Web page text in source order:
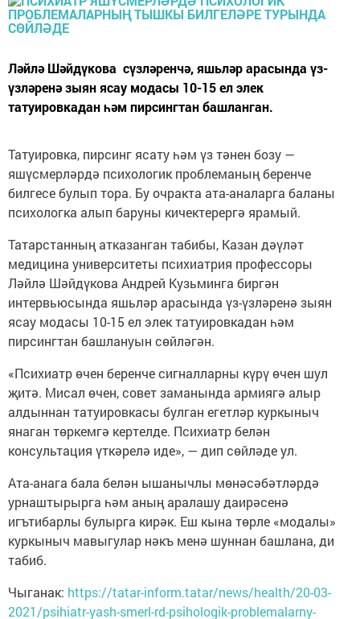
Ләйлә Шәйдүкова сүзләренчә, яшьләр арасында үз-
үзләренә зыян ясау модасы 10-15 ел элек
татуировкадан һәм пирсингтан башланган.
Татуировка, пирсинг ясату һәм үз тәнен бозу —
яшүсмерләрдә психологик проблеманың беренче
билгесе булып тора. Бу очракта ата-аналарга баланы
психологка алып баруны кичектерергә ярамый.
Татарстанның атказанган табибы, Казан дәүләт
медицина университеты психиатрия профессоры
Ләйлә Шәйдүкова Андрей Кузьминга биргән
интервьюсында яшьләр арасында үз-үзләренә зыян
ясау модасы 10-15 ел элек татуировкадан һәм
пирсингтан башлануын сөйләгән.
«Психиатр өчен беренче сигналларны күрү өчен шул
җитә. Мисал өчен, совет заманында армиягә алыр
алдыннан татуировкасы булган егетләр куркыныч
янаган төркемгә кертелде. Психиатр белән
консультация үткәрелә иде», — дип сөйләде ул.
Ата-анага бала белән ышанычлы мөнәсәбәтләрдә
урнаштырырга һәм аның аралашу даирәсенә
игътибарлы булырга кирәк. Еш кына төрле «модалы»
куркыныч мавыгулар нәкъ менә шуннан башлана, ди
табиб.
Чыганак: https://tatar-inform.tatar/news/health/20-03-
2021/psihiatr-yash-smerl-rd-psihologik-problemalarny-